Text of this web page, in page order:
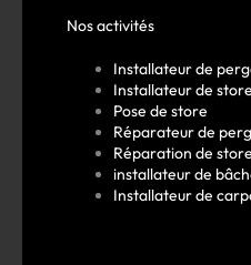
Nos activités
Installateur de
Installateur de store
Pose de store
Réparateur de
Réparation de store
installateur de
Installateur de